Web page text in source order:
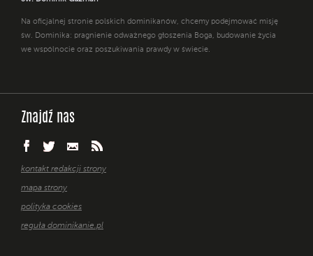
Na oficjalnej stronie polskich dominikanów, chcemy podejmować misję
św. Dominika: pragnienie odważnego głoszenia Boga, budowanie życia
we wspólnocie oraz poszukiwania prawdy w świecie.
Znajdź nas
kontakt redakcji strony
mapa strony
polityka cookies
reguła dominikanie.pl